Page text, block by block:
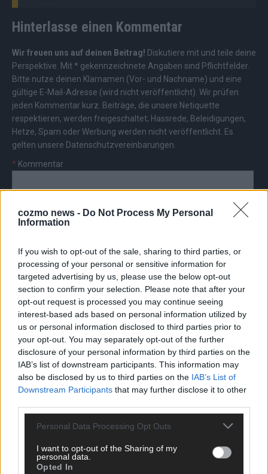
cozmo news - Do Not Process My Personal
Information
If you wish to opt-out of the sale, sharing to third parties, or
processing of your personal or sensitive information for
targeted advertising by us, please use the below opt-out
section to confirm your selection. Please note that after your
opt-out request is processed you may continue seeing
interest-based ads based on personal information utilized by
us or personal information disclosed to third parties prior to
your opt-out. You may separately opt-out of the further
disclosure of your personal information by third parties on the
IAB’s list of downstream participants. This information may
also be disclosed by us to third parties on the IAB’s List of
Downstream Participants that may further disclose it to other
Personal Data Processing Opt Outs
I want to opt-out of the Sharing of my
personal data.
Opted In
Hinterlasse einen Kommentar
Wir freuen uns auf deinen Beitrag! Diskutiere mit und teile deine
Perspektive. Mit * gekennzeichnete Angaben sind Pflichtfelder.
Bitte nutze deinen Klarnamen (Vor- und Nachname) und eine
gültige E-Mail-Adresse (wird nicht veröffentlicht). Wir prüfen
jeden Kommentar kurz. Beiträge, die unsere Netiquette
respektieren, werden freigeschaltet; Hassrede, Beleidigungen,
Hetze, Spam oder Werbung werden nicht veröffentlicht. Es
gelten unsere Datenschutzvereinbarungen
* Kommentar
Vor- und Nachname
E-Mail
AD